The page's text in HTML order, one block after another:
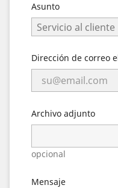
Asunto
Dirección de correo
Archivo adjunto
opcional
Mensaje